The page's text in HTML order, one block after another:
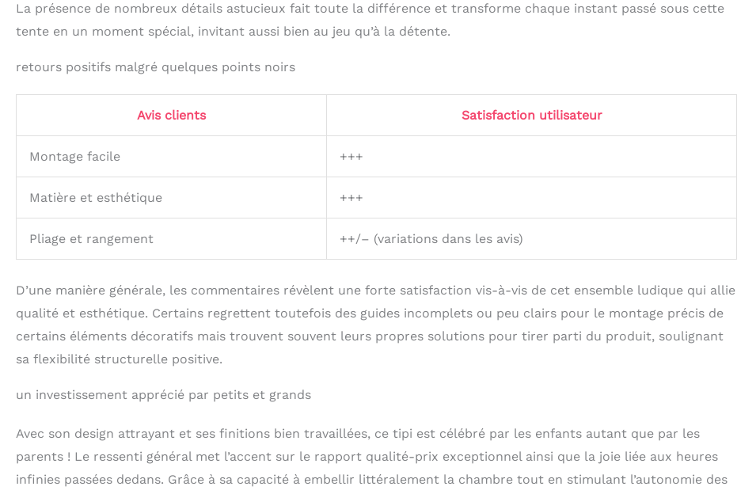
La présence de nombreux détails astucieux fait toute la différence et transforme chaque instant passé sous cette
tente en un moment spécial, invitant aussi bien au jeu qu’à la détente.
retours positifs malgré quelques points noirs
Avis clients Satisfaction utilisateur
Montage facile +++
Matière et esthétique +++
Pliage et rangement ++/– (variations dans les avis)
D’une manière générale, les commentaires révèlent une forte satisfaction vis-à-vis de cet ensemble ludique qui allie
qualité et esthétique. Certains regrettent toutefois des guides incomplets ou peu clairs pour le montage précis de
certains éléments décoratifs mais trouvent souvent leurs propres solutions pour tirer parti du produit, soulignant
sa flexibilité structurelle positive.
un investissement apprécié par petits et grands
Avec son design attrayant et ses finitions bien travaillées, ce tipi est célébré par les enfants autant que par les
parents ! Le ressenti général met l’accent sur le rapport qualité-prix exceptionnel ainsi que la joie liée aux heures
infinies passées dedans. Grâce à sa capacité à embellir littéralement la chambre tout en stimulant l’autonomie des